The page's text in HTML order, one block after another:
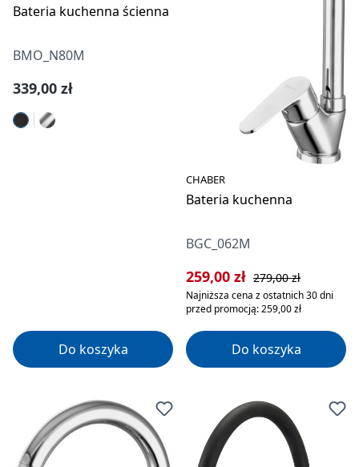
Bateria kuchenna ścienna
BMO_N80M
Cena regularna:
339,00 zł
Do koszyka
CHABER
Bateria kuchenna
BGC_062M
Cena sprzedaży:
259,00 zł Cena regularna:
279,00 zł
Najniższa cena z ostatnich 30 dni
przed promocją: 259,00 zł
Do koszyka